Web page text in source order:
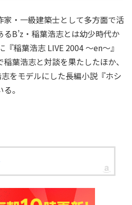
・一級建築士として多方面で活
B’z・稲葉浩志とは幼少時代か
稲葉浩志 LIVE 2004 ～en～』
葉浩志と対談を果たしたほか、
をモデルにした長編小説『ホシ
。